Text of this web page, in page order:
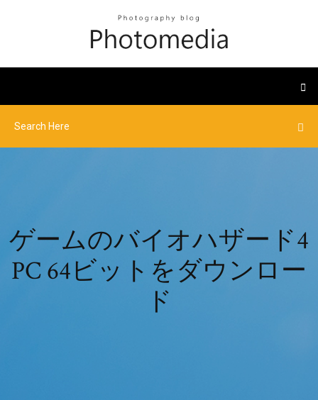
ゲームのバイオハザード4
PC 64ビットをダウンロー
ド